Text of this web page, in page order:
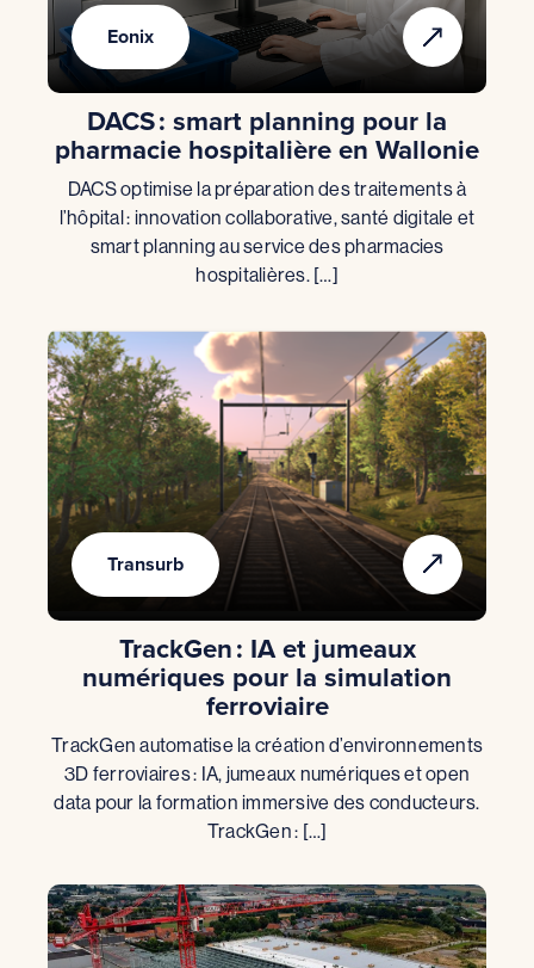
Eonix
DACS : smart planning pour la
pharmacie hospitalière en Wallonie
DACS optimise la préparation des traitements à
l’hôpital : innovation collaborative, santé digitale et
smart planning au service des pharmacies
hospitalières. […]
Transurb
TrackGen : IA et jumeaux
numériques pour la simulation
ferroviaire
TrackGen automatise la création d’environnements
3D ferroviaires : IA, jumeaux numériques et open
data pour la formation immersive des conducteurs.
TrackGen : […]